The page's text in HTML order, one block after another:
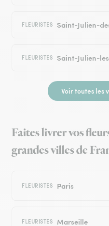
FLEURISTES Saint-Julien-
FLEURISTES Saint-Julien-
Voir toutes les
Faites livrer vos
grandes villes de
FLEURISTES Paris
FLEURISTES Marseille